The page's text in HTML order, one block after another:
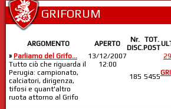
GRIFORUM
ARGOMENTO APERTO
Nr.
DISC.
TOT.
POST
» Parliamo del Grifo...
Tutto ciò che riguarda il
Perugia: campionato,
calciatori, dirigenza,
tifosi e quant'altro
ruota attorno al Grifo
13/12/2007
12:00
185 5455